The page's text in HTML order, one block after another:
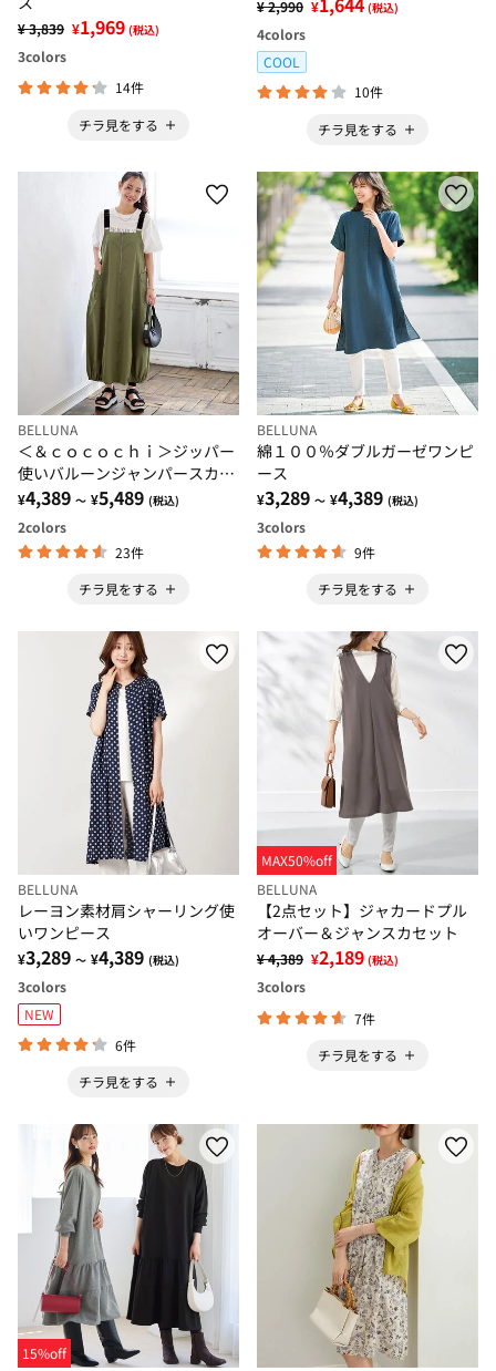
¥ 3,839 ¥1,969 (税込)
3colors
14件
チラ見をする
¥ 2,990 ¥ (税込)
4colors
COOL
10件
チラ見をする
BELLUNA
＜＆ｃｏｃｏｃｈｉ＞ジッパー
使いバルーンジャンパースカー
ト
¥4,389 ～ ¥5,489 (税込)
2colors
23件
チラ見をする
BELLUNA
綿１００％ダブルガーゼワンピ
ース
¥3,289 ～ ¥4,389 (税込)
3colors
9件
チラ見をする
BELLUNA
レーヨン素材肩シャーリング使
いワンピース
¥3,289 ～ ¥4,389 (税込)
3colors
NEW
6件
チラ見をする
MAX50%off
BELLUNA
【2点セット】ジャカードプル
オーバー＆ジャンスカセット
¥ 4,389 ¥2,189 (税込)
3colors
7件
チラ見をする
15%off